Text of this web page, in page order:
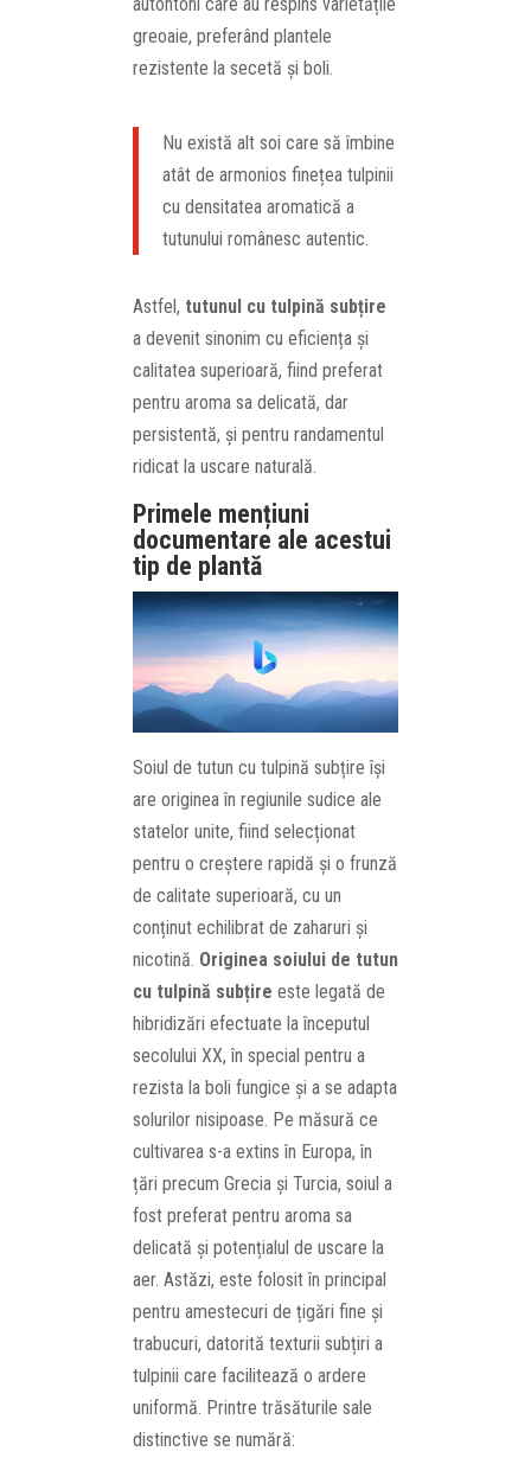
greoaie, preferând plantele
rezistente la secetă și boli.
Nu există alt soi care să îmbine
atât de armonios finețea tulpinii
cu densitatea aromatică a
tutunului românesc autentic.
Astfel, tutunul cu tulpină subțire
a devenit sinonim cu eficiența și
calitatea superioară, fiind preferat
pentru aroma sa delicată, dar
persistentă, și pentru randamentul
ridicat la uscare naturală.
Primele mențiuni
documentare ale acestui
tip de plantă
Soiul de tutun cu tulpină subțire își
are originea în regiunile sudice ale
statelor unite, fiind selecționat
pentru o creștere rapidă și o frunză
de calitate superioară, cu un
conținut echilibrat de zaharuri și
nicotină. Originea soiului de tutun
cu tulpină subțire este legată de
hibridizări efectuate la începutul
secolului XX, în special pentru a
rezista la boli fungice și a se adapta
solurilor nisipoase. Pe măsură ce
cultivarea s-a extins în Europa, în
țări precum Grecia și Turcia, soiul a
fost preferat pentru aroma sa
delicată și potențialul de uscare la
aer. Astăzi, este folosit în principal
pentru amestecuri de țigări fine și
trabucuri, datorită texturii subțiri a
tulpinii care facilitează o ardere
uniformă. Printre trăsăturile sale
distinctive se numără: